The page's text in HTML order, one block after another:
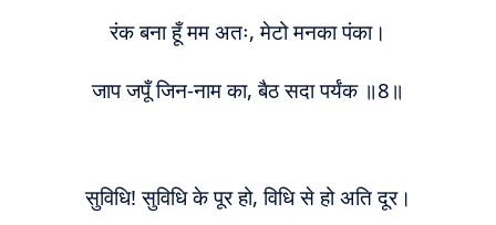
रंक बना हूँमम अतः, मेटो मनका पंका।
जाप जपूँ जिन-नाम का, बैठ सदा पर्यंक ॥8॥
सुविधि! सुविधि के पूर हो, विधि से हो अति दूर।